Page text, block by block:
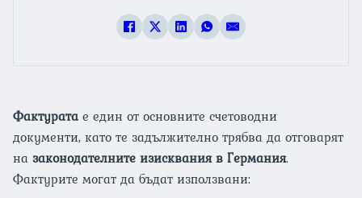
Фактурата е един от основните счетоводни
документи, като те задължително трябва да отговарят
назаконодателните изисквания в Германия.
Фактурите могат да бъдат използвани: